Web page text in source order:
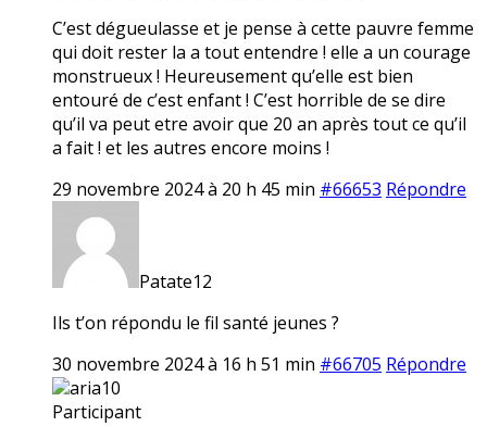
C’est dégueulasse et je pense à cette pauvre femme
qui doit rester la a tout entendre ! elle a un courage
monstrueux ! Heureusement qu’elle est bien
entouré de c’est enfant ! C’est horrible de se dire
qu’il va peut etre avoir que 20 an après tout ce qu’il
a fait ! et les autres encore moins !
29 novembre 2024 à 20 h 45 min #66653 Répondre
Patate12
Ils t’on répondu le fil santé jeunes ?
30 novembre 2024 à 16 h 51 min #66705 Répondre
aria10
Participant